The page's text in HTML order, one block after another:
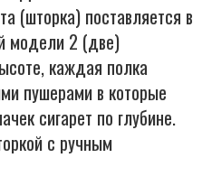
(шторка) поставляется в
модели 2 (две)
каждая полка
пушерами в которые
сигарет по глубине.
с ручным